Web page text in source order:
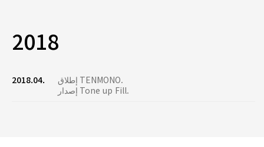
2018
2018.04.
إطلاق TENMONO.
إصدار Tone up Fill.